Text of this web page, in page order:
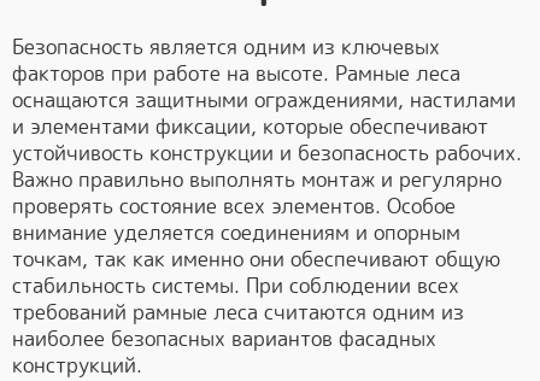
Безопасность является одним из ключевых
факторов при работе на высоте. Рамные леса
оснащаются защитными ограждениями, настилами
и элементами фиксации, которые обеспечивают
устойчивость конструкции и безопасность рабочих.
Важно правильно выполнять монтаж и регулярно
проверять состояние всех элементов. Особое
внимание уделяется соединениям и опорным
точкам, так как именно они обеспечивают общую
стабильность системы. При соблюдении всех
требований рамные леса считаются одним из
наиболее безопасных вариантов фасадных
конструкций.